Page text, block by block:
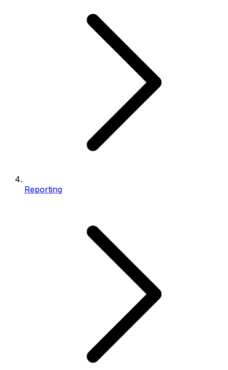
Reporting